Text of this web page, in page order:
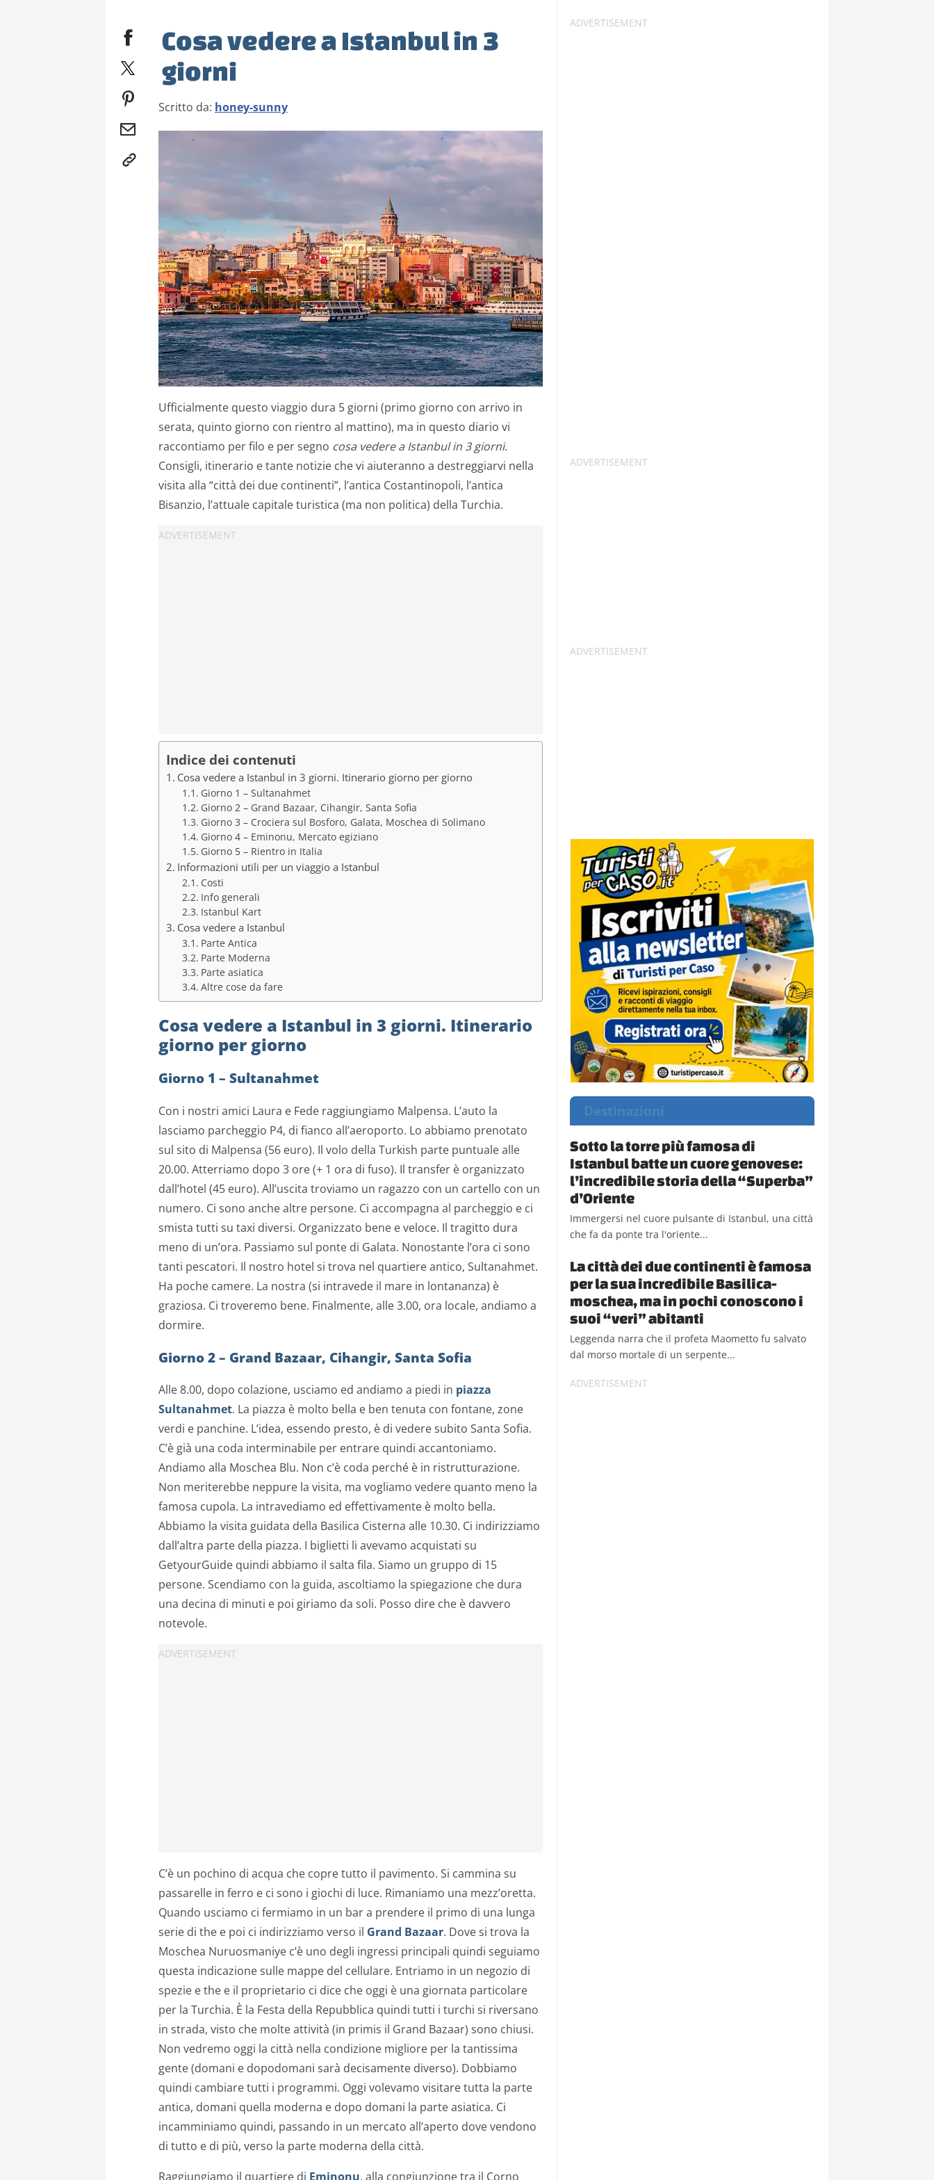
Cosa vedere a Istanbul in 3
giorni
Scritto da: honey-sunny
Ufficialmente questo viaggio dura 5 giorni (primo giorno con arrivo in
serata, quinto giorno con rientro al mattino), ma in questo diario vi
raccontiamo per filo e per segno cosa vedere a Istanbul in 3 giorni.
Consigli, itinerario e tante notizie che vi aiuteranno a destreggiarvi nella
visita alla “città dei due continenti”, l’antica Costantinopoli, l’antica
Bisanzio, l’attuale capitale turistica (ma non politica) della Turchia.
Indice dei contenuti
Cosa vedere a Istanbul in 3 giorni. Itinerario giorno per giorno
Giorno 1 – Sultanahmet
Giorno 2 – Grand Bazaar, Cihangir, Santa Sofia
Giorno 3 – Crociera sul Bosforo, Galata, Moschea di Solimano
Giorno 4 – Eminonu, Mercato egiziano
Giorno 5 – Rientro in Italia
Informazioni utili per un viaggio a Istanbul
Costi
Info generali
Istanbul Kart
Cosa vedere a Istanbul
Parte Antica
Parte Moderna
Parte asiatica
Altre cose da fare
Cosa vedere a Istanbul in 3 giorni. Itinerario
giorno per giorno
Giorno 1 – Sultanahmet
Con i nostri amici Laura e Fede raggiungiamo Malpensa. L’auto la
lasciamo parcheggio P4, di fianco all’aeroporto. Lo abbiamo prenotato
sul sito di Malpensa (56 euro). Il volo della Turkish parte puntuale alle
20.00. Atterriamo dopo 3 ore (+ 1 ora di fuso). Il transfer è organizzato
dall’hotel (45 euro). All’uscita troviamo un ragazzo con un cartello con un
numero. Ci sono anche altre persone. Ci accompagna al parcheggio e ci
smista tutti su taxi diversi. Organizzato bene e veloce. Il tragitto dura
meno di un’ora. Passiamo sul ponte di Galata. Nonostante l’ora ci sono
tanti pescatori. Il nostro hotel si trova nel quartiere antico, Sultanahmet.
Ha poche camere. La nostra (si intravede il mare in lontananza) è
graziosa. Ci troveremo bene. Finalmente, alle 3.00, ora locale, andiamo a
dormire.
Giorno 2 – Grand Bazaar, Cihangir, Santa Sofia
Alle 8.00, dopo colazione, usciamo ed andiamo a piedi in piazza
Sultanahmet. La piazza è molto bella e ben tenuta con fontane, zone
verdi e panchine. L’idea, essendo presto, è di vedere subito Santa Sofia.
C’è già una coda interminabile per entrare quindi accantoniamo.
Andiamo alla Moschea Blu. Non c’è coda perché è in ristrutturazione.
Non meriterebbe neppure la visita, ma vogliamo vedere quanto meno la
famosa cupola. La intravediamo ed effettivamente è molto bella.
Abbiamo la visita guidata della Basilica Cisterna alle 10.30. Ci indirizziamo
dall’altra parte della piazza. I biglietti li avevamo acquistati su
GetyourGuide quindi abbiamo il salta fila. Siamo un gruppo di 15
persone. Scendiamo con la guida, ascoltiamo la spiegazione che dura
una decina di minuti e poi giriamo da soli. Posso dire che è davvero
notevole.
C’è un pochino di acqua che copre tutto il pavimento. Si cammina su
passarelle in ferro e ci sono i giochi di luce. Rimaniamo una mezz’oretta.
Quando usciamo ci fermiamo in un bar a prendere il primo di una lunga
serie di the e poi ci indirizziamo verso il Grand Bazaar. Dove si trova la
Moschea Nuruosmaniye c’è uno degli ingressi principali quindi seguiamo
questa indicazione sulle mappe del cellulare. Entriamo in un negozio di
spezie e the e il proprietario ci dice che oggi è una giornata particolare
per la Turchia. È la Festa della Repubblica quindi tutti i turchi si riversano
in strada, visto che molte attività (in primis il Grand Bazaar) sono chiusi.
Non vedremo oggi la città nella condizione migliore per la tantissima
gente (domani e dopodomani sarà decisamente diverso). Dobbiamo
quindi cambiare tutti i programmi. Oggi volevamo visitare tutta la parte
antica, domani quella moderna e dopo domani la parte asiatica. Ci
incamminiamo quindi, passando in un mercato all’aperto dove vendono
di tutto e di più, verso la parte moderna della città.
Raggiungiamo il quartiere di Eminonu, alla congiunzione tra il Corno
Destinazioni
Sotto la torre più famosa di
Istanbul batte un cuore genovese:
l’incredibile storia della “Superba”
d’Oriente
Immergersi nel cuore pulsante di Istanbul, una città
che fa da ponte tra l'oriente...
La città dei due continenti è famosa
per la sua incredibile Basilica-
moschea, ma in pochi conoscono i
suoi “veri” abitanti
Leggenda narra che il profeta Maometto fu salvato
dal morso mortale di un serpente...